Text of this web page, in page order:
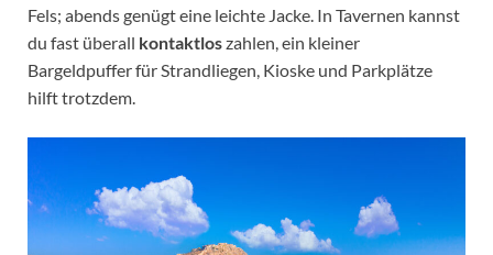
Fels; abends genügt eine leichte Jacke. In Tavernen kannst
du fast überall kontaktloszahlen, ein kleiner
Bargeldpuffer für Strandliegen, Kioske und Parkplätze
hilft trotzdem.